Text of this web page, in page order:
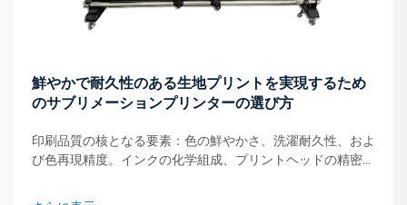
鮮やかで耐久性のある生地プリントを実現するため
のサブリメーションプリンターの選び方
印刷品質の核となる要素：色の鮮やかさ、洗濯耐久性、およ
び色再現精度。インクの化学組成、プリントヘッドの精密
定します。最高品質のサブリメーションインクには、粒子径